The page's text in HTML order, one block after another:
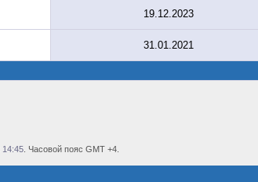
19.12.2023
31.01.2021
14:45 . Часовой пояс GMT +4.